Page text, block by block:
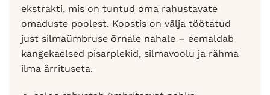
ekstrakti, mis on tuntud oma rahustavate
omaduste poolest. Koostis on välja töötatud
just silmaümbruse õrnale nahale – eemaldab
kangekaelsed pisarplekid, silmavoolu ja rähma
ilma ärrituseta.